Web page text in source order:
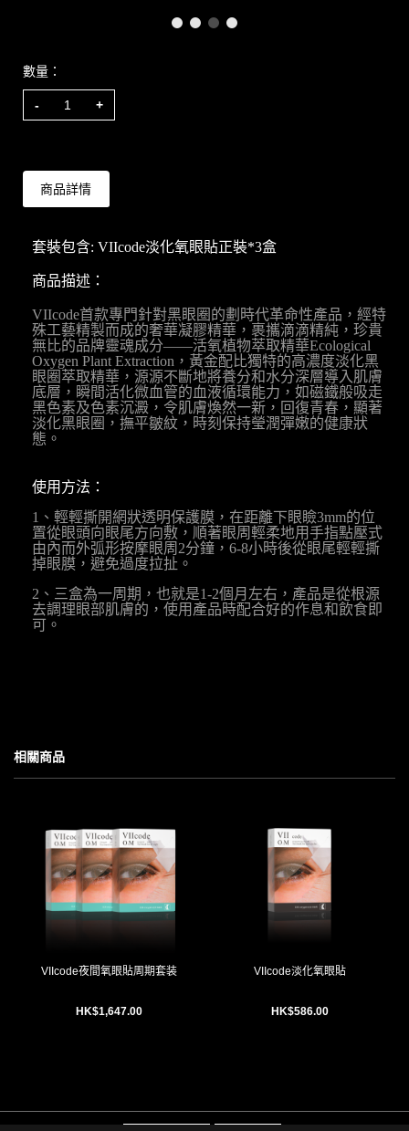
數量：
- +
商品詳情
套裝包含: VIIcode淡化氧眼貼正裝*3盒
商品描述：
VIIcode首款專門針對黑眼圈的劃時代革命性產品，經特
殊工藝精製而成的奢華凝膠精華，裹攜滴滴精純，珍貴
無比的品牌靈魂成分——活氧植物萃取精華Ecological
Oxygen Plant Extraction，黃金配比獨特的高濃度淡化黑
眼圈萃取精華，源源不斷地將養分和水分深層導入肌膚
底層，瞬間活化微血管的血液循環能力，如磁鐵般吸走
黑色素及色素沉澱，令肌膚煥然一新，回復青春，顯著
淡化黑眼圈，撫平皺紋，時刻保持瑩潤彈嫩的健康狀
態。
使用方法：
1、輕輕撕開網狀透明保護膜，在距離下眼瞼3mm的位
置從眼頭向眼尾方向敷，順著眼周輕柔地用手指點壓式
由內而外弧形按摩眼周2分鐘，6-8小時後從眼尾輕輕撕
掉眼膜，避免過度拉扯。
2、三盒為一周期，也就是1-2個月左右，產品是從根源
去調理眼部肌膚的，使用產品時配合好的作息和飲食即
可。
相關商品
VIIcode夜間氧眼貼周期套装
HK$1,647.00
VIIcode淡化氧眼貼
HK$586.00